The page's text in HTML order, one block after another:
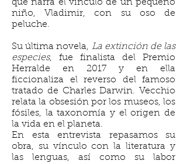
que narra el vínculo de un pequeño
niño, Vladimir, con su oso de
peluche.
Su última novela, La extinción de las
especies, fue finalista del Premio
Herralde en 2017 y en ella
ficcionaliza el reverso del famoso
tratado de Charles Darwin. Vecchio
relata la obsesión por los museos, los
fósiles, la taxonomía y el origen de
la vida en el planeta.
En esta entrevista repasamos su
obra, su vínculo con la literatura y
las lenguas, así como su labor